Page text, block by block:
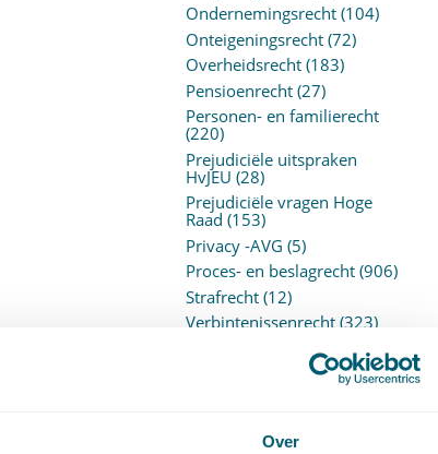
Over
Ondernemingsrecht(104)
Onteigeningsrecht(72)
Overheidsrecht(183)
Pensioenrecht(27)
Personen- en familierecht
(220)
Prejudiciële uitspraken
HvJEU (28)
Prejudiciële vragen Hoge
Raad (153)
Privacy -AVG (5)
Proces- en beslagrecht(906)
Strafrecht(12)
Verbintenissenrecht(323)
Vermogensrecht algemeen
Wetgeving